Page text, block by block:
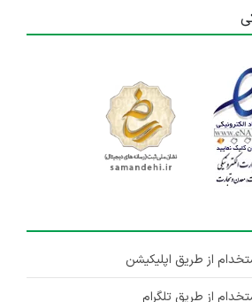
از طریق اپلیکیشن
از طریق تلگرام